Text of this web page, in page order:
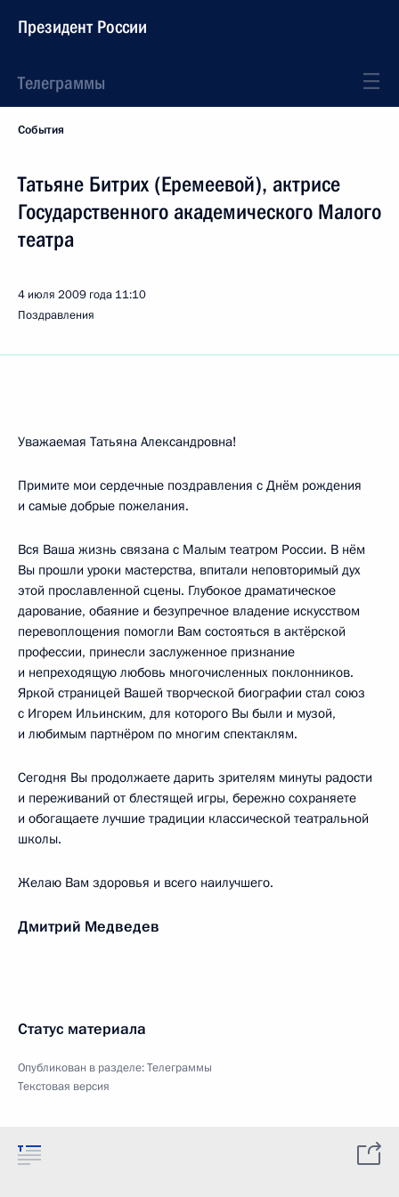
Президент России
Телеграммы
События
Татьяне Битрих (Еремеевой), актрисе
Государственного академического Малого
театра
4 июля 2009 года 11:10
Поздравления
Уважаемая Татьяна Александровна!
Примите мои сердечные поздравления с Днём рождения
и самые добрые пожелания.
Вся Ваша жизнь связана с Малым театром России. В нём
Вы прошли уроки мастерства, впитали неповторимый дух
этой прославленной сцены. Глубокое драматическое
дарование, обаяние и безупречное владение искусством
перевоплощения помогли Вам состояться в актёрской
профессии, принесли заслуженное признание
и непреходящую любовь многочисленных поклонников.
Яркой страницей Вашей творческой биографии стал союз
с Игорем Ильинским, для которого Вы были и музой,
и любимым партнёром по многим спектаклям.
Сегодня Вы продолжаете дарить зрителям минуты радости
и переживаний от блестящей игры, бережно сохраняете
и обогащаете лучшие традиции классической театральной
школы.
Желаю Вам здоровья и всего наилучшего.
Дмитрий Медведев
Статус материала
Опубликован в разделе:Телеграммы
Текстовая версия